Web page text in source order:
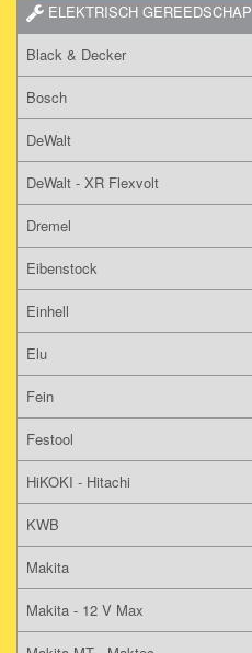
ELEKTRISCH GEREEDSCHAP
Black & Decker
Bosch
DeWalt
DeWalt - XR Flexvolt
Dremel
Eibenstock
Einhell
Elu
Fein
Festool
HiKOKI - Hitachi
KWB
Makita
Makita - 12 V Max